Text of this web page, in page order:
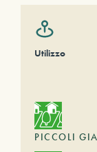
Utilizzo
PICCOLI